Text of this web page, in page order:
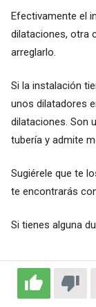
Efectivamente el
dilataciones, otra
arreglarlo.
Si la instalación
unos dilatadores
dilataciones. Son
tubería y admite
Sugiérele que te
te encontrarás
Si tienes alguna